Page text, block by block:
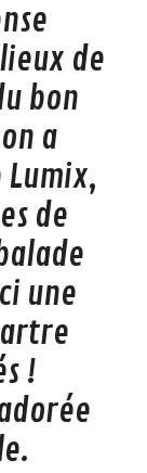
de
bon
a
de
une
!